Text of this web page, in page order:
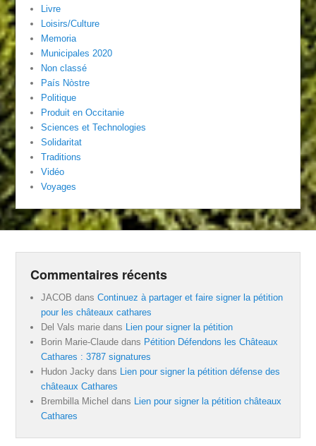
Livre
Loisirs/Culture
Memoria
Municipales 2020
Non classé
País Nòstre
Politique
Produit en Occitanie
Sciences et Technologies
Solidaritat
Traditions
Vidéo
Voyages
Commentaires récents
JACOB dansContinuez à partager et faire signer la pétition
pour les châteaux cathares
Del Vals marie dans Lien pour signer la pétition
Borin Marie-Claude dans Pétition Défendons les Châteaux
Cathares : 3787 signatures
Hudon Jacky dans Lien pour signer la pétition défense des
châteaux Cathares
Brembilla Michel dans Lien pour signer la pétition châteaux
Cathares